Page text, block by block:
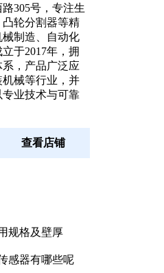
305号，专注生
轮分割器等精
制造、自动化
于2017年，拥
，产品广泛应
械等行业，并
业技术与可靠
查看店铺
规格及壁厚
感器有哪些呢